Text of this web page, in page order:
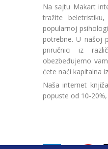
Na sajtu Makart
tražite
popularnoj
potrebne. U našoj
priručnici iz
obezbeđujemo
ćete naći kapitalna
Naša internet
popuste od 10-